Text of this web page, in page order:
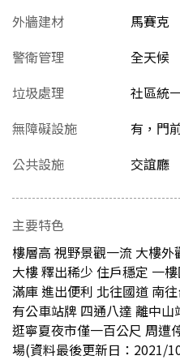
外牆建材
馬賽克
警衛管理
全天候
垃圾處理
社區統
無障礙設施
有，門
公共設施
交誼廳
主要特色
樓層高 視野景觀一流 大樓
大樓 釋出稀少 住戶穩定 一
滿庫 進出便利 北往國道 南
有公車站牌 四通八達 離中
逛寧夏夜市僅一百公尺 周遭
場(資料最後更新日：2021/